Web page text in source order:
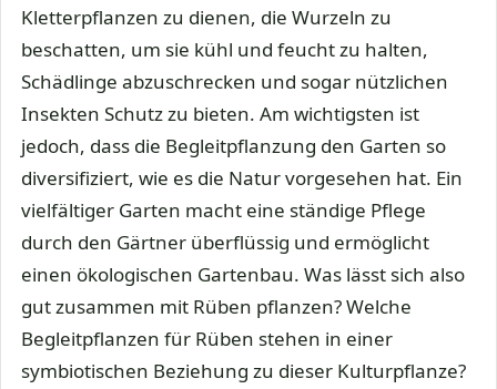
Kletterpflanzen zu dienen, die Wurzeln zu
beschatten, um sie kühl und feucht zu halten,
Schädlinge abzuschrecken und sogar nützlichen
Insekten Schutz zu bieten. Am wichtigsten ist
jedoch, dass die Begleitpflanzung den Garten so
diversifiziert, wie es die Natur vorgesehen hat. Ein
vielfältiger Garten macht eine ständige Pflege
durch den Gärtner überflüssig und ermöglicht
einen ökologischen Gartenbau. Was lässt sich also
gut zusammen mit Rüben pflanzen? Welche
Begleitpflanzen für Rüben stehen in einer
symbiotischen Beziehung zu dieser Kulturpflanze?